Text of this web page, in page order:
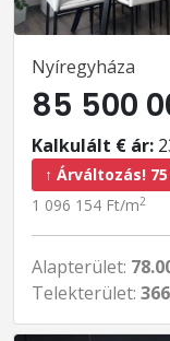
Nyíregyháza
85 500
Kalkulált € ár:
↑ Árváltozás! 75
1 096 154 Ft/m2
Alapterület:
Telekterület: